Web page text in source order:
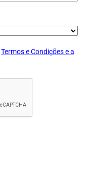
Termos e Condições e a